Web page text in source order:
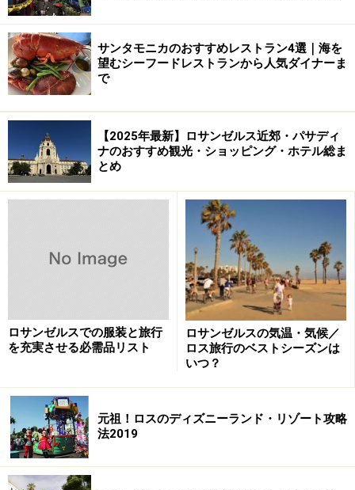
サンタモニカのおすすめレストラン4選｜海を
望むシーフードレストランから人気ダイナーま
で
【2025年最新】ロサンゼルス近郊・パサディ
ナのおすすめ観光・ショッピング・ホテル総ま
とめ
ロサンゼルスでの服装と旅行
を充実させる必需品リスト
ロサンゼルスの気温・気候／
ロス旅行のベストシーズンは
いつ？
元祖！ロスのディズニーランド・リゾート攻略
法2019